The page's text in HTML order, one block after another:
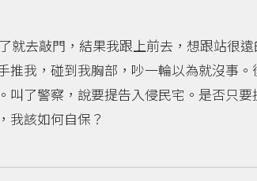
就去敲門，結果我跟上前去，想跟站很
推我，碰到我胸部，吵一輪以為就沒事
了警察，說要提告入侵民宅。是否只
我該如何自保？